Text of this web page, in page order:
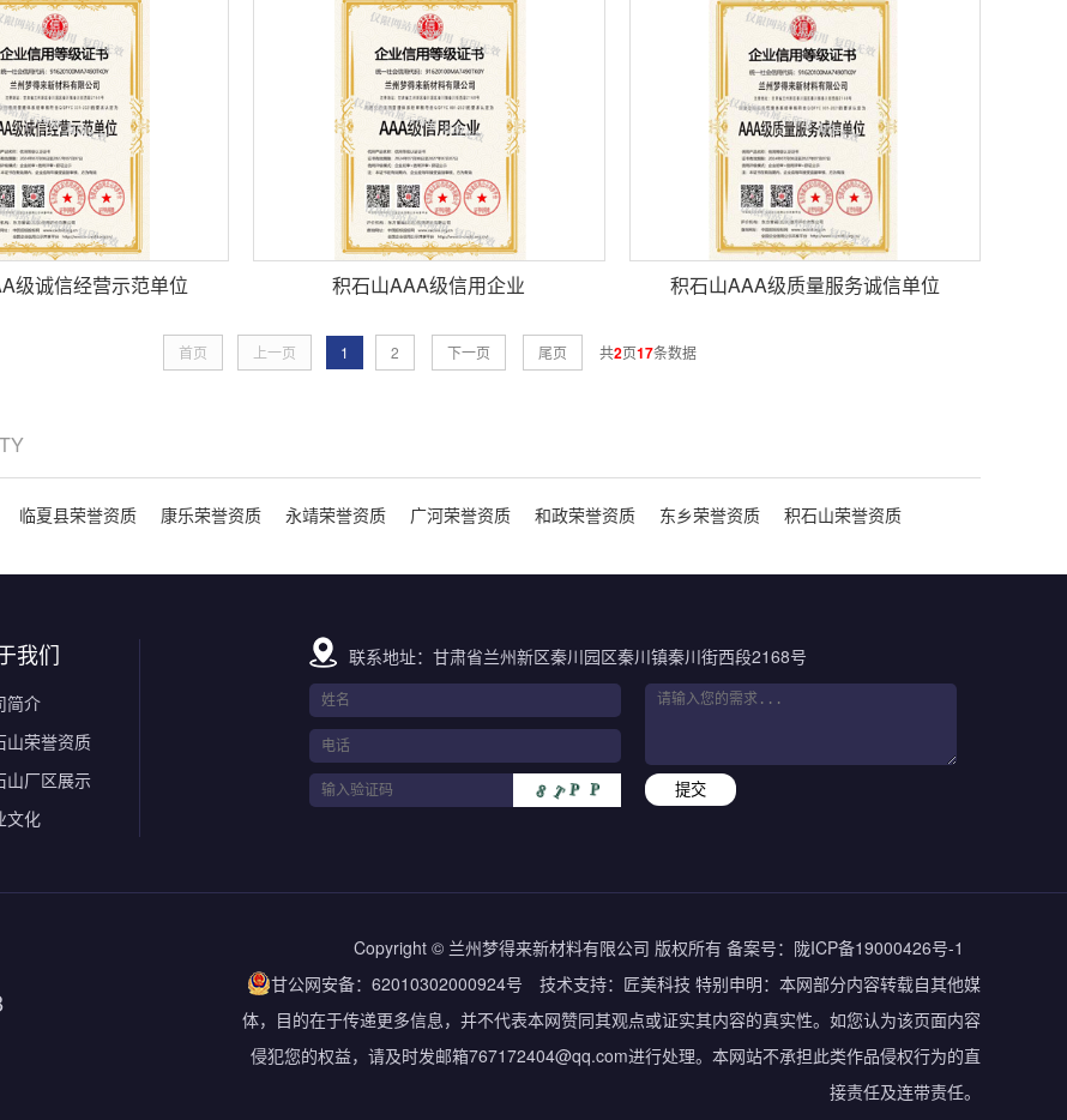
级诚信经营示范单位 积石山AAA级信用企业 积石山AAA级质量服务诚信单位
首页 上一页 1 2 下一页 尾页 共2页17条数据
临夏县荣誉资质 康乐荣誉资质 永靖荣誉资质 广河荣誉资质 和政荣誉资质 东乡荣誉资质 积石山荣誉资质
我们
简介
山荣誉资质
山厂区展示
文化
联系地址：甘肃省兰州新区秦川园区秦川镇秦川街西段2168号
提交
Copyright © 兰州梦得来新材料有限公司 版权所有 备案号： 陇ICP备19000426号-1
甘公网安备：62010302000924号 技术支持： 匠美科技 特别申明：本网部分内容转载自其他媒
体，目的在于传递更多信息，并不代表本网赞同其观点或证实其内容的真实性。如您认为该页面内容
侵犯您的权益，请及时发邮箱767172404@qq.com进行处理。本网站不承担此类作品侵权行为的直
接责任及连带责任。